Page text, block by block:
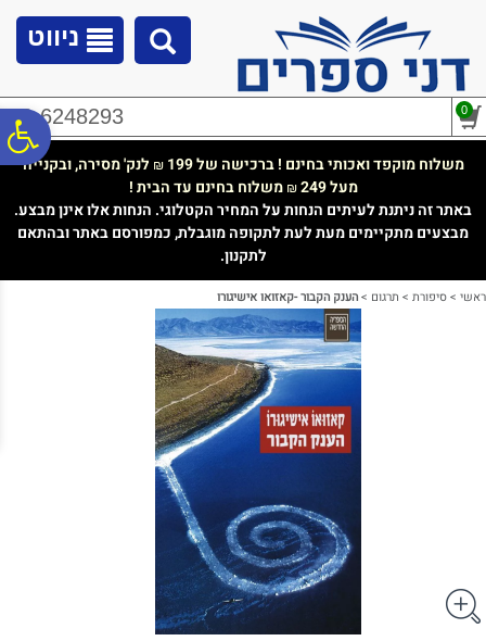
נגישות
ניווט
02-6248293 0
משלוח מוקפד ואכותי בחינם ! ברכישה של 199 ₪ לנק' מסירה, ובקנייה
מעל 249
₪משלוח בחינם עד הבית !
באתר זה ניתנת לעיתים הנחות על המחיר הקטלוגי. הנחות אלו אינן מבצע.
מבצעים מתקיימים מעת לעת לתקופה מוגבלת, כמפורסם באתר ובהתאם
לתקנון.
ראשי >סיפורת > תרגום >הענק הקבור -קאזואו אישיגורו